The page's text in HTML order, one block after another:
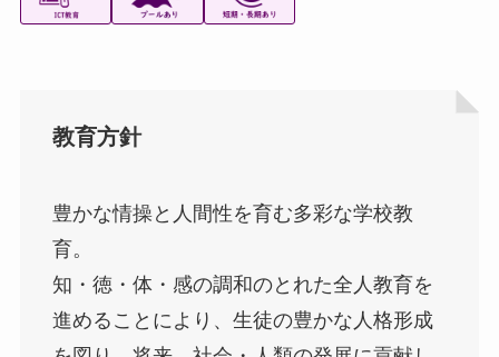
教育方針
豊かな情操と人間性を育む多彩な学校教
育。
知・徳・体・感の調和のとれた全人教育を
進めることにより、生徒の豊かな人格形成